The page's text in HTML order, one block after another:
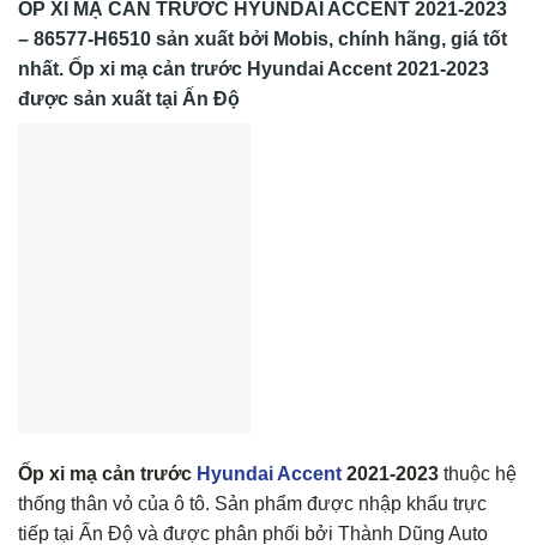
ỐP XI MẠ CẢN TRƯỚC HYUNDAI ACCENT 2021-2023
– 86577-H6510 sản xuất bởi Mobis, chính hãng, giá tốt
nhất. Ốp xi mạ cản trước Hyundai Accent 2021-2023
được sản xuất tại Ấn Độ
Ốp xi mạ cản trước Hyundai Accent 2021-2023 thuộc hệ
thống thân vỏ của ô tô. Sản phẩm được nhập khẩu trực
tiếp tại Ấn Độ và được phân phối bởi Thành Dũng Auto